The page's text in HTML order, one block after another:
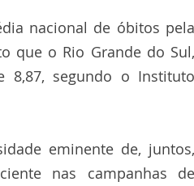
nacional de óbitos pela
que o Rio Grande do Sul,
8,87, segundo o Instituto
eminente de, juntos,
nas campanhas de